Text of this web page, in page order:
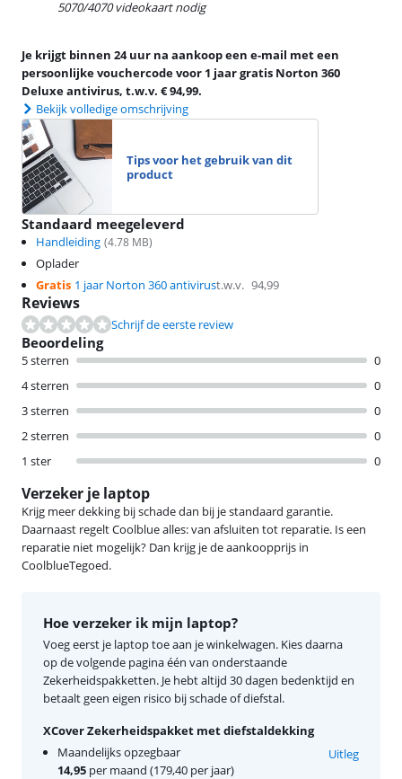
5070/4070 videokaart nodig
Je krijgt binnen 24 uur na aankoop een e-mail met een
persoonlijke vouchercode voor 1 jaar gratis Norton 360
Deluxe antivirus, t.w.v. € 94,99.
Bekijk volledige omschrijving
Tips voor het gebruik van dit
product
Standaard meegeleverd
Handleiding (4.78 MB)
Oplader
Gratis 1 jaar Norton 360 antivirust.w.v. 94,99
Reviews
Schrijf de eerste review
Beoordeling
5 sterren
0
4 sterren
0
3 sterren
0
2 sterren
0
1 ster
0
Verzeker je laptop
Krijg meer dekking bij schade dan bij je standaard garantie.
Daarnaast regelt Coolblue alles: van afsluiten tot reparatie. Is een
reparatie niet mogelijk? Dan krijg je de aankoopprijs in
CoolblueTegoed.
Hoe verzeker ik mijn laptop?
Voeg eerst je laptop toe aan je winkelwagen. Kies daarna
op de volgende pagina één van onderstaande
Zekerheidspakketten. Je hebt altijd 30 dagen bedenktijd en
betaalt geen eigen risico bij schade of diefstal.
XCover Zekerheidspakket met diefstaldekking
Maandelijks opzegbaar
14,95 per maand (179,40 per jaar)
Uitleg